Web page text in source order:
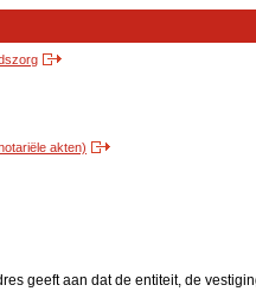
akten)
geeft aan dat de entiteit, de